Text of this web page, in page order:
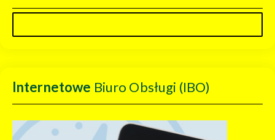
Internetowe Biuro Obsługi (IBO)